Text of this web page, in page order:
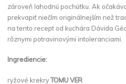
zároveň lahodnú pochúťku. Ak
prekvapiť niečím originálnejším než
na tento recept od kuchára Dávida
rôznymi potravinovými intoleranciami.
Ingrediencie:
ryžové krekryTOMU VER